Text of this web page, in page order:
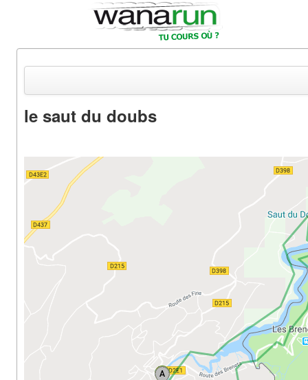
Equipements & Tests
Parcours & Courses
Outils & Réseaux
le saut du doubs